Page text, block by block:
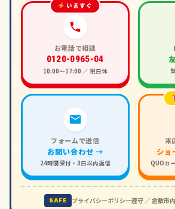
いますぐ
お電話で相談
0120-0965-04
10:00〜17:00 ／ 祝日休
フォームで送信
お問い合わせ →
24時間受付・3日以内返信
来
シ
QUOカ
SAFE プライバシーポリシー遵守 ／ 倉敷市